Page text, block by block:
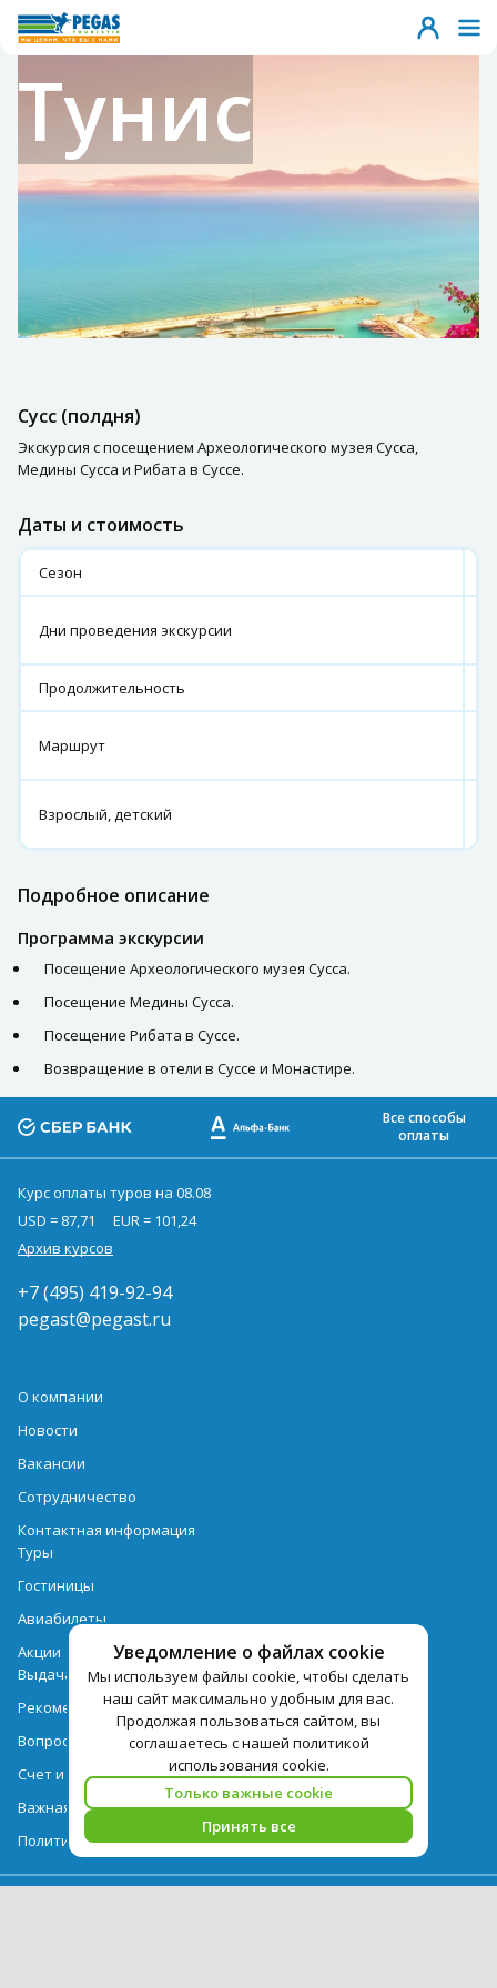
Тунис
Сусс (полдня)
Экскурсия с посещением Археологического музея Сусса,
Медины Сусса и Рибата в Суссе.
Даты и стоимость
Сезон
Дни проведения экскурсии
Продолжительность
Маршрут
Взрослый, детский
Подробное описание
Программа экскурсии
Посещение Археологического музея Сусса.
Посещение Медины Сусса.
Посещение Рибата в Суссе.
Возвращение в отели в Суссе и Монастире.
Уведомление о файлах cookie
Мы используем файлы cookie, чтобы сделать
наш сайт максимально удобным для вас.
Продолжая пользоваться сайтом, вы
соглашаетесь с нашей политикой
использования cookie.
Только важные cookie
Принять все
Все способы
оплаты
Курс оплаты туров на 08.08
USD = 87,71
EUR = 101,24
Архив курсов
+7 (495) 419-92-94
pegast@pegast.ru
О компании
Новости
Вакансии
Сотрудничество
Контактная информация
Туры
Гостиницы
Авиабилеты
Акции
Выдача документов
Рекомендации
Вопрос-ответ
Счет и оплата
Важная информация по турпродукту
Политика обработки персональных данных